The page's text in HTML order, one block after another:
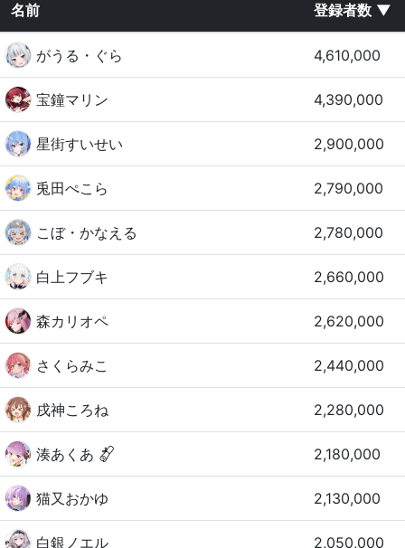
名前 登録者数
がうる・ぐら 4,610,000
宝鐘マリン 4,390,000
星街すいせい 2,900,000
兎田ぺこら 2,790,000
こぼ・かなえる 2,780,000
白上フブキ 2,660,000
森カリオペ 2,620,000
さくらみこ 2,440,000
戌神ころね 2,280,000
湊あくあ 2,180,000
猫又おかゆ 2,130,000
白銀ノエル 2,050,000